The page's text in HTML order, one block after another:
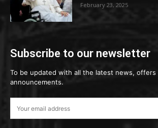
February 23, 2025
Subscribe to our newsletter
To be updated with all the latest news, offers
announcements.